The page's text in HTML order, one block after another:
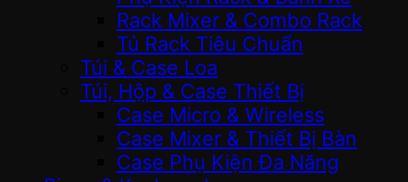
Rack Mixer & Combo Rack
Tủ Rack Tiêu Chuẩn
Túi & Case Loa
Túi, Hộp & Case Thiết Bị
Case Micro & Wireless
Case Mixer & Thiết Bị Bàn
Case Phụ Kiện Đa Năng